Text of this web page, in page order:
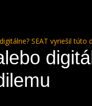
SEAT vyriešil túto